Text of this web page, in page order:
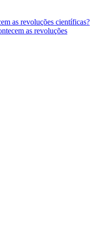
as revoluções científicas?
as revoluções